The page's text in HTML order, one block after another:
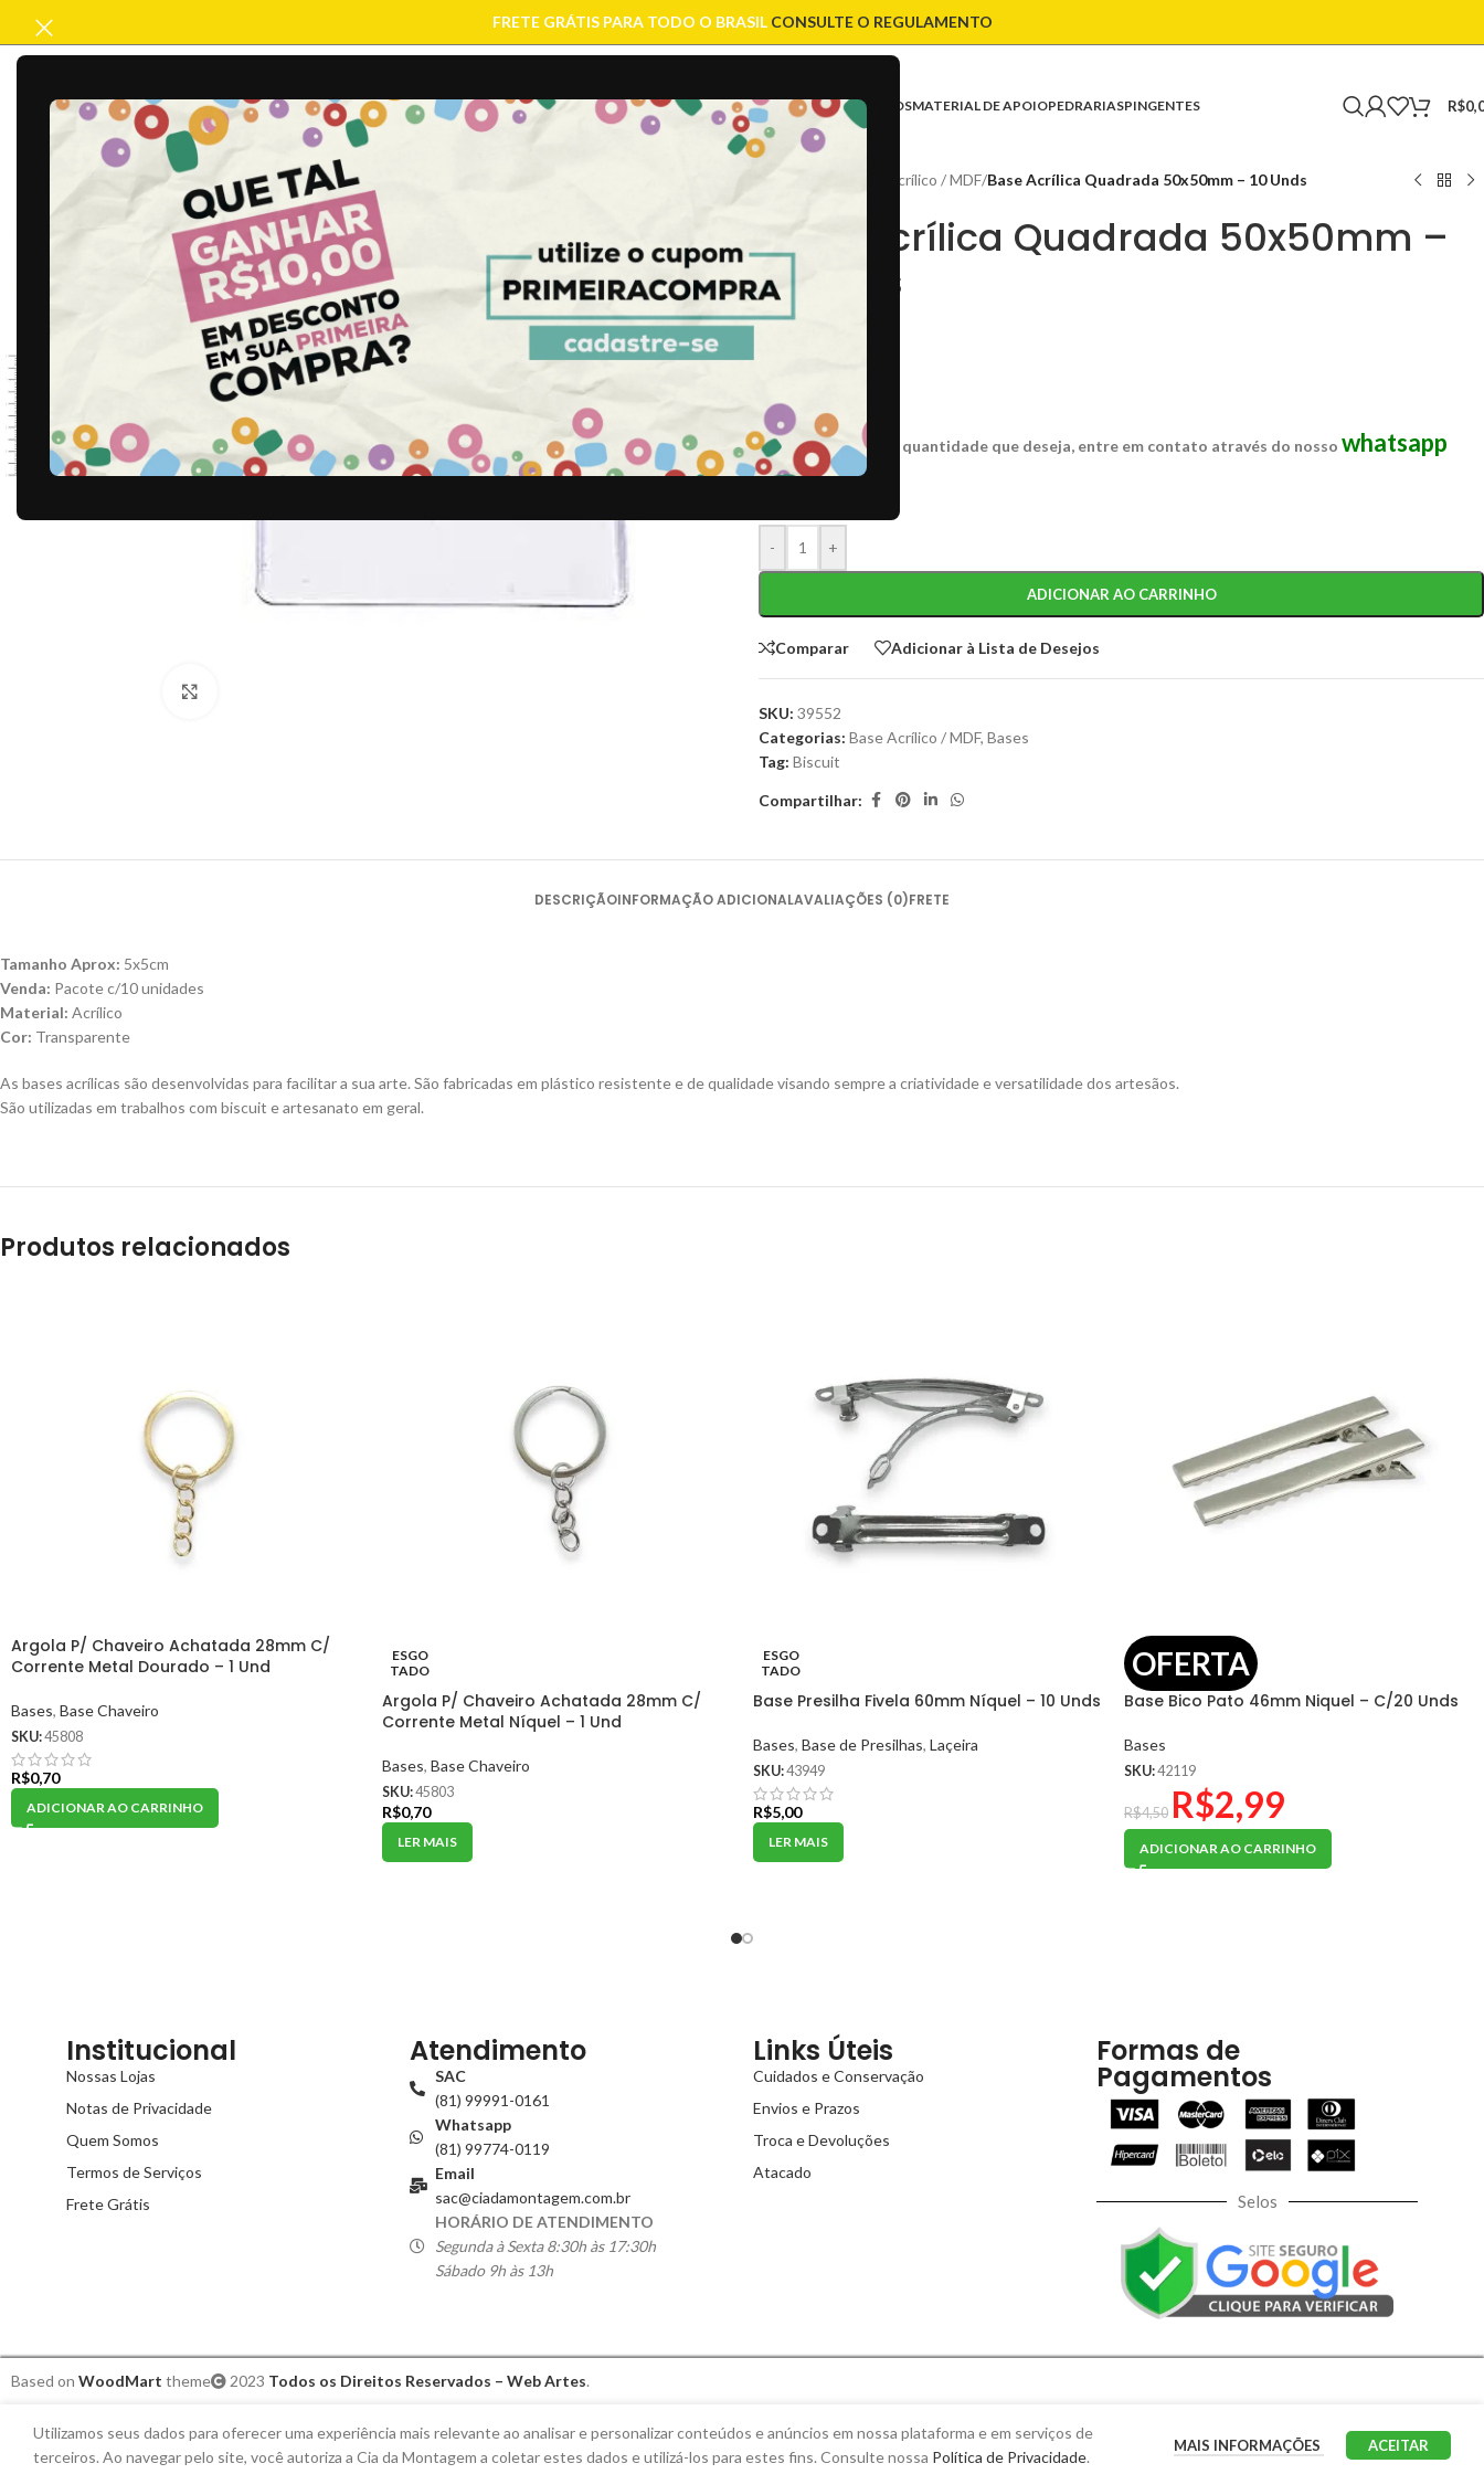
FRETE GRÁTIS PARA TODO O BRASIL CONSULTE O REGULAMENTO
ACABAMENTOARTESANATOBASESCONTAS CORRENTESENTREMEIOSFIOS E CORDÕES FECHOSMATERIAL DE APOIOPEDRARIASPINGENTES R$
Base Acrílico / MDF/Base Acrílica Quadrada 50x50mm – 10 Unds
Base Acrílica Quadrada 50x50mm –
10 Unds
Caso não consiga a quantidade que deseja, entre em contato através do nosso whatsapp
- +
ADICIONAR AO CARRINHO
Comparar Adicionar à Lista de Desejos
SKU: 39552
Categorias: Base Acrílico / MDF, Bases
Tag: Biscuit
Compartilhar:
DESCRIÇÃOINFORMAÇÃO ADICIONALAVALIAÇÕES (0)FRETE
Tamanho Aprox: 5x5cm
Venda: Pacote c/10 unidades
Material: Acrílico
Cor: Transparente
As bases acrílicas são desenvolvidas para facilitar a sua arte. São fabricadas em plástico resistente e de qualidade visando sempre a criatividade e versatilidade dos artesãos.
São utilizadas em trabalhos com biscuit e artesanato em geral.
Produtos relacionados
Argola P/ Chaveiro Achatada 28mm C/
Corrente Metal Dourado – 1 Und
Bases, Base Chaveiro
SKU:45808
R$0,70
ADICIONAR AO CARRINHO
ESGO
TADO
Argola P/ Chaveiro Achatada 28mm C/
Corrente Metal Níquel – 1 Und
Bases, Base Chaveiro
SKU:45803
R$0,70
LER MAIS
ESGO
TADO
Base Presilha Fivela 60mm Níquel – 10 Unds
Bases, Base de Presilhas, Laçeira
SKU:43949
R$5,00
LER MAIS
OFERTA
Base Bico Pato 46mm Niquel – C/20 Unds
Bases
SKU:42119
R$4,50 R$2,99
ADICIONAR AO CARRINHO
Institucional
Nossas Lojas
Notas de Privacidade
Quem Somos
Termos de Serviços
Frete Grátis
Atendimento
SAC
(81) 99991-0161
Whatsapp
(81) 99774-0119
Email
sac@ciadamontagem.com.br
HORÁRIO DE ATENDIMENTO
Segunda à Sexta 8:30h às 17:30h
Sábado 9h às 13h
Links Úteis
Cuidados e Conservação
Envios e Prazos
Troca e Devoluções
Atacado
Formas de
Pagamentos
Selos
Based on WoodMart theme 2023 Todos os Direitos Reservados – Web Artes.
Utilizamos seus dados para oferecer uma experiência mais relevante ao analisar e personalizar conteúdos e anúncios em nossa plataforma e em serviços de
terceiros. Ao navegar pelo site, você autoriza a Cia da Montagem a coletar estes dados e utilizá-los para estes fins. Consulte nossa Política de Privacidade.
MAIS INFORMAÇÕES ACEITAR